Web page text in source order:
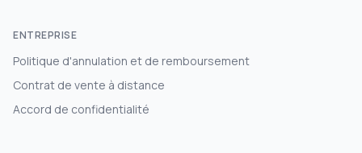
ENTREPRISE
Politique d'annulation et de remboursement
Contrat de vente à distance
Accord de confidentialité